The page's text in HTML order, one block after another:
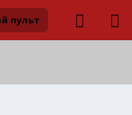
пульт